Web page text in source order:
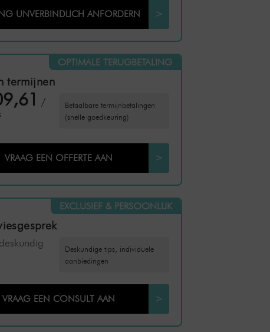
UNVERBINDLICH ANFORDERN >
OPTIMALE TERUGBETALING
termijnen
Betaalbare termijnbetalingen
(snelle goedkeuring)
/
VRAAG EEN OFFERTE AAN >
EXCLUSIEF & PERSOONLIJK
Deskundige tips, individuele
aanbiedingen
VRAAG EEN CONSULT AAN >